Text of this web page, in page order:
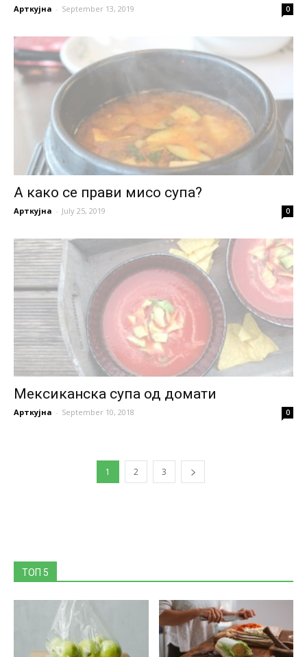
Арткујна - September 13, 2019 0
А како се прави мисо супа?
Арткујна - July 25, 2019 0
Мексиканска супа од домати
Арткујна - September 10, 2018 0
1 2 3
ТОП 5